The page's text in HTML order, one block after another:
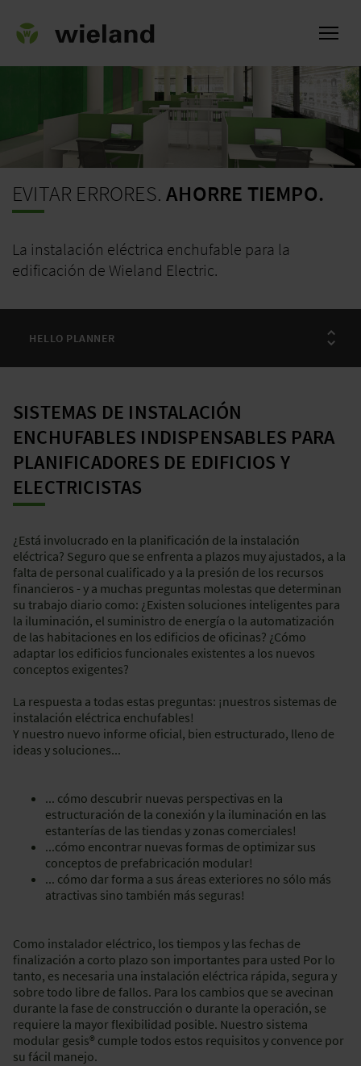
EVITAR ERRORES.AHORRE TIEMPO.
La instalación eléctrica enchufable para la
edificación de Wieland Electric.
SISTEMAS DE INSTALACIÓN
ENCHUFABLES INDISPENSABLES PARA
PLANIFICADORES DE EDIFICIOS Y
ELECTRICISTAS
¿Está involucrado en la planificación de la instalación
eléctrica? Seguro que se enfrenta a plazos muy ajustados, a la
falta de personal cualificado y a la presión de los recursos
financieros - y a muchas preguntas molestas que determinan
su trabajo diario como: ¿Existen soluciones inteligentes para
la iluminación, el suministro de energía o la automatización
de las habitaciones en los edificios de oficinas? ¿Cómo
adaptar los edificios funcionales existentes a los nuevos
conceptos exigentes?
La respuesta a todas estas preguntas: ¡nuestros sistemas de
instalación eléctrica enchufables!
Y nuestro nuevo informe oficial, bien estructurado, lleno de
ideas y soluciones...
... cómo descubrir nuevas perspectivas en la
estructuración de la conexión y la iluminación en las
estanterías de las tiendas y zonas comerciales!
...cómo encontrar nuevas formas de optimizar sus
conceptos de prefabricación modular!
... cómo dar forma a sus áreas exteriores no sólo más
atractivas sino también más seguras!
Como instalador eléctrico, los tiempos y las fechas de
finalización a corto plazo son importantes para usted Por lo
tanto, es necesaria una instalación eléctrica rápida, segura y
sobre todo libre de fallos. Para los cambios que se avecinan
durante la fase de construcción o durante la operación, se
requiere la mayor flexibilidad posible. Nuestro sistema
modular gesis® cumple todos estos requisitos y convence por
su fácil manejo.